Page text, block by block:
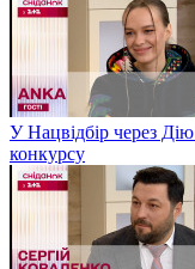
У Нацвідбір через
конкурсу